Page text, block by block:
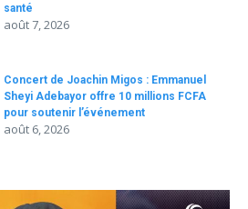
santé
août 7, 2026
Concert de Joachin Migos : Emmanuel
Sheyi Adebayor offre 10 millions FCFA
pour soutenir l’événement
août 6, 2026